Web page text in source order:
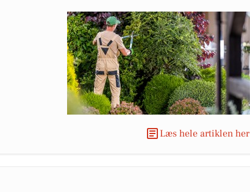
Læs hele artiklen her